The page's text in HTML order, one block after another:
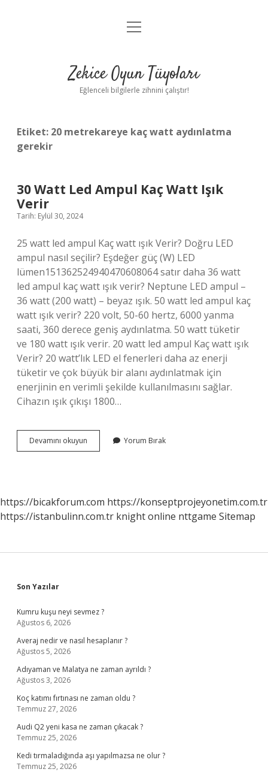
Anasayfa
Yasal Uyarı
menüyü
Zekice Oyun Tüyoları
Eğlenceli bilgilerle zihnini çalıştır!
Etiket: 20 metrekareye kaç watt aydınlatma
gerekir
30 Watt Led Ampul Kaç Watt Işık
Verir
Tarih: Eylül 30, 2024
25 watt led ampul Kaç watt ışık Verir? Doğru LED
ampul nasıl seçilir? Eşdeğer güç (W) LED
lümen151362524940470608064 satır daha 36 watt
led ampul kaç watt ışık verir? Neptune LED ampul –
36 watt (200 watt) – beyaz ışık. 50 watt led ampul kaç
watt ışık verir? 220 volt, 50-60 hertz, 6000 yanma
saati, 360 derece geniş aydınlatma. 50 watt tüketir
ve 180 watt ışık verir. 20 watt led ampul Kaç watt ışık
Verir? 20 watt’lık LED el fenerleri daha az enerji
tüketir ve çok büyük bir alanı aydınlatmak için
enerjinin en verimli şekilde kullanılmasını sağlar.
Cihazın ışık çıkışı 1800…
Devamını okuyun
Watt
Işık
Verir
Yorum Bırak
https://bicakforum.com https://konseptprojeyonetim.com.tr
https://istanbulinn.com.tr knight online nttgame Sitemap
Sidebar
Son Yazılar
Kumru kuşu neyi sevmez ?
Ağustos 6, 2026
Averaj nedir ve nasıl hesaplanır ?
Ağustos 5, 2026
Adıyaman ve Malatya ne zaman ayrıldı ?
Ağustos 3, 2026
Koç katımı fırtınası ne zaman oldu ?
Temmuz 27, 2026
Audi Q2 yeni kasa ne zaman çıkacak ?
Temmuz 25, 2026
Kedi tırmaladığında aşı yapılmazsa ne olur ?
Temmuz 25, 2026